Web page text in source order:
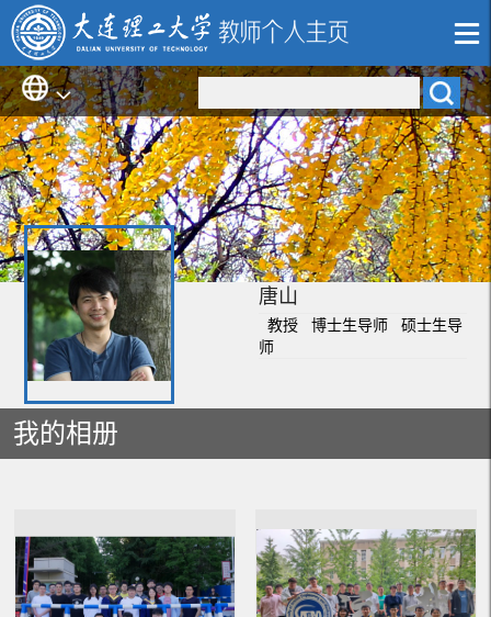
唐山
教授 博士生导师 硕士生导
师
我的相册